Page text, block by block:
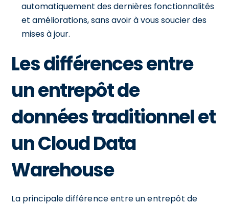
automatiquement des dernières fonctionnalités
et améliorations, sans avoir à vous soucier des
mises à jour.
Les différences entre
un entrepôt de
données traditionnel et
un Cloud Data
Warehouse
La principale différence entre un entrepôt de